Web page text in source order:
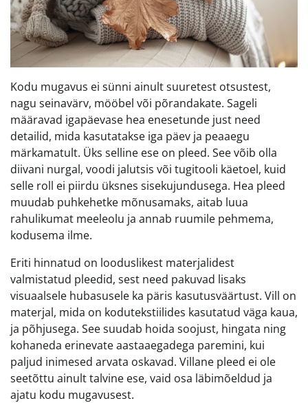
Kodu mugavus ei sünni ainult suuretest otsustest,
nagu seinavärv, mööbel või põrandakate. Sageli
määravad igapäevase hea enesetunde just need
detailid, mida kasutatakse iga päev ja peaaegu
märkamatult. Üks selline ese on pleed. See võib olla
diivani nurgal, voodi jalutsis või tugitooli käetoel, kuid
selle roll ei piirdu üksnes sisekujundusega. Hea pleed
muudab puhkehetke mõnusamaks, aitab luua
rahulikumat meeleolu ja annab ruumile pehmema,
kodusema ilme.
Eriti hinnatud on looduslikest materjalidest
valmistatud pleedid, sest need pakuvad lisaks
visuaalsele hubasusele ka päris kasutusväärtust. Vill on
materjal, mida on kodutekstiilides kasutatud väga kaua,
ja põhjusega. See suudab hoida soojust, hingata ning
kohaneda erinevate aastaaegadega paremini, kui
paljud inimesed arvata oskavad. Villane pleed ei ole
seetõttu ainult talvine ese, vaid osa läbimõeldud ja
ajatu kodu mugavusest.